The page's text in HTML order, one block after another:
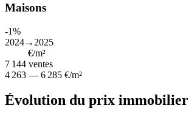
Maisons
-1%
2024→2025
€/m²
7 144 ventes
4 263 — 6 285 €/m²
Évolution du prix immobilier